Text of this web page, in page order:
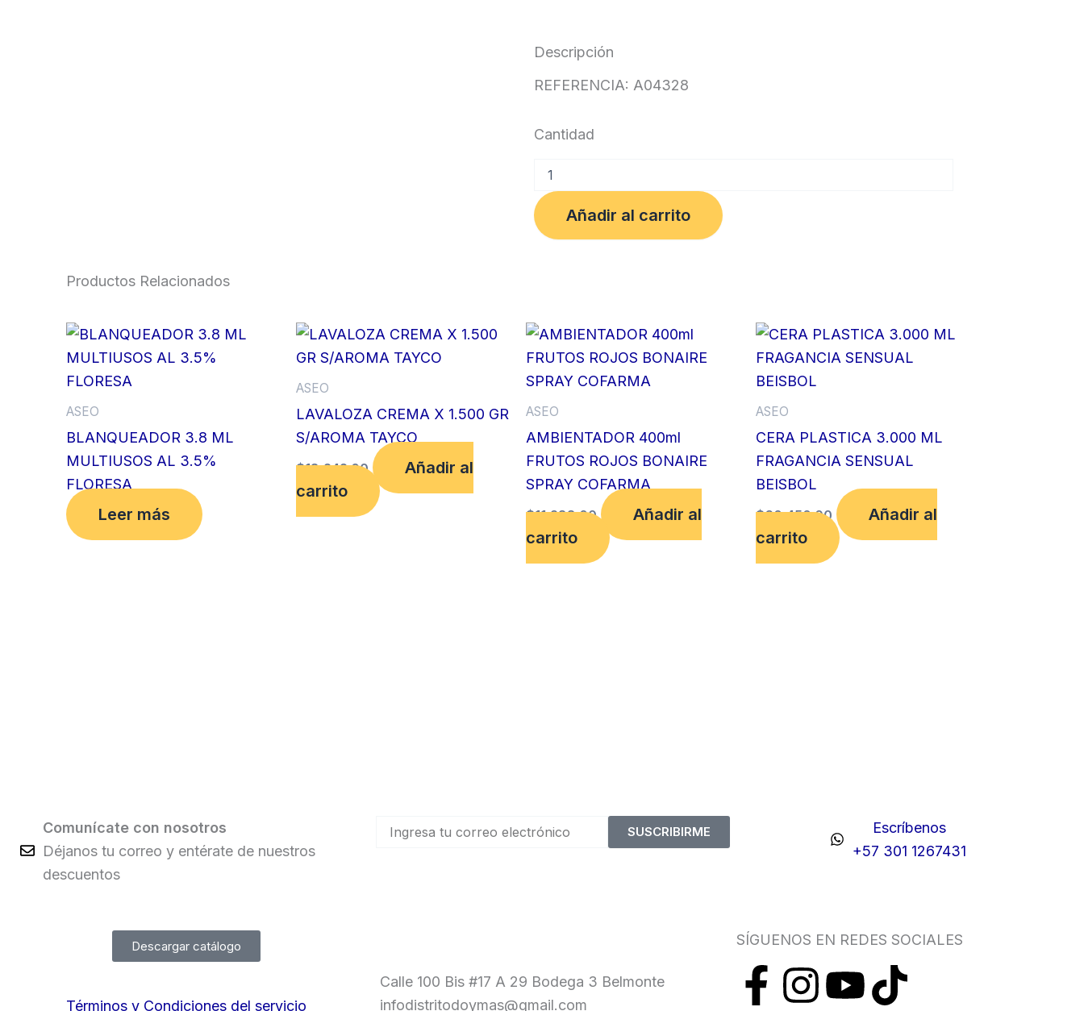
Descripción
REFERENCIA: A04328
Cantidad
HIGIENICO
JUMBO
BLANCO
DH
cantidad
Añadir al carrito
Productos Relacionados
ASEO
BLANQUEADOR 3.8 ML
MULTIUSOS AL 3.5%
FLORESA
Leer más
ASEO
LAVALOZA CREMA X 1.500 GR
S/AROMA TAYCO
$18,242.00
Añadir al
carrito
ASEO
AMBIENTADOR 400ml
FRUTOS ROJOS BONAIRE
SPRAY COFARMA
$11,288.00
Añadir al
carrito
ASEO
CERA PLASTICA 3.000 ML
FRAGANCIA SENSUAL
BEISBOL
$60,450.00
Añadir al
carrito
Comunícate con nosotros
Déjanos tu correo y entérate de nuestros
descuentos
SUSCRIBIRME
Escríbenos
+57 301 1267431
Descargar catálogo
Términos y Condiciones del servicio
Calle 100 Bis #17 A 29 Bodega 3 Belmonte
infodistritodoymas@gmail.com
SÍGUENOS EN REDES SOCIALES
F
I
Y T